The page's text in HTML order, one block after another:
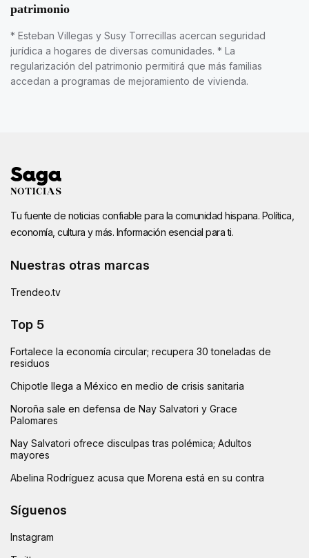
patrimonio
* Esteban Villegas y Susy Torrecillas acercan seguridad
jurídica a hogares de diversas comunidades. * La
regularización del patrimonio permitirá que más familias
accedan a programas de mejoramiento de vivienda.
Tu fuente de noticias confiable para la comunidad hispana. Política,
economía, cultura y más. Información esencial para ti.
Nuestras otras marcas
Trendeo.tv
Top 5
Fortalece la economía circular; recupera 30 toneladas de
residuos
Chipotle llega a México en medio de crisis sanitaria
Noroña sale en defensa de Nay Salvatori y Grace
Palomares
Nay Salvatori ofrece disculpas tras polémica; Adultos
mayores
Abelina Rodríguez acusa que Morena está en su contra
Síguenos
Instagram